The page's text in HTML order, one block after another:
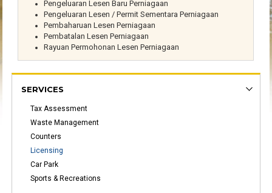
Pengeluaran Lesen Baru Perniagaan
Pengeluaran Lesen / Permit Sementara Perniagaan
Pembaharuan Lesen Perniagaan
Pembatalan Lesen Perniagaan
Rayuan Permohonan Lesen Perniagaan
SERVICES
Tax Assessment
Waste Management
Counters
Licensing
Car Park
Sports & Recreations